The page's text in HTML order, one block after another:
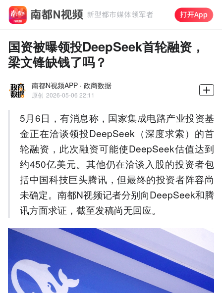
国资被曝领投DeepSeek首轮融资，
梁文锋缺钱了吗？
南都N视频APP · 政商数据
原创 2026-05-06 22:11
5月6日，有消息称，国家集成电路产业投资基
⾦正在洽谈领投DeepSeek（深度求索）的首
轮融资，此次融资可能使DeepSeek估值达到
约450亿美元。其他仍在洽谈入股的投资者包
括中国科技巨头腾讯，但最终的投资者阵容尚
未确定。南都N视频记者分别向DeepSeek和腾
讯方面求证，截至发稿尚无回应。